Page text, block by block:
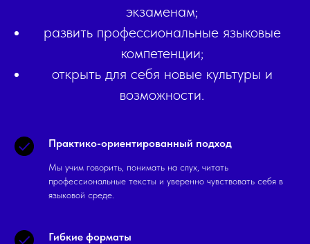
экзаменам;
развить профессиональные языковые
компетенции;
открыть для себя новые культуры и
возможности.
Практико-ориентированный подход
Мы учим говорить, понимать на слух, читать
профессиональные тексты и уверенно чувствовать себя в
языковой среде.
Гибкие форматы